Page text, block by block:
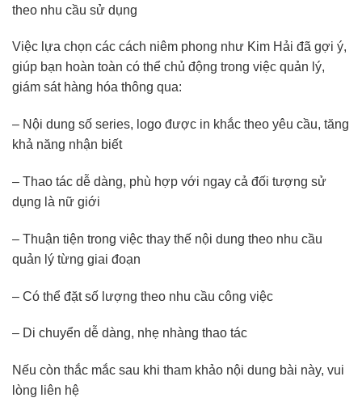
theo nhu cầu sử dụng
Việc lựa chọn các cách niêm phong như Kim Hải đã gợi ý,
giúp bạn hoàn toàn có thể chủ động trong việc quản lý,
giám sát hàng hóa thông qua:
– Nội dung số series, logo được in khắc theo yêu cầu, tăng
khả năng nhận biết
– Thao tác dễ dàng, phù hợp với ngay cả đối tượng sử
dụng là nữ giới
– Thuận tiện trong việc thay thế nội dung theo nhu cầu
quản lý từng giai đoạn
– Có thể đặt số lượng theo nhu cầu công việc
– Di chuyển dễ dàng, nhẹ nhàng thao tác
Nếu còn thắc mắc sau khi tham khảo nội dung bài này, vui
lòng liên hệ